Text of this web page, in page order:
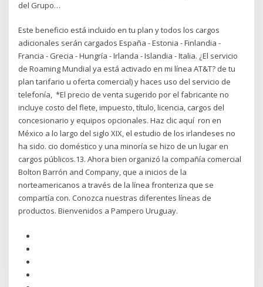
del Grupo…
Este beneficio está incluido en tu plan y todos los cargos
adicionales serán cargados España - Estonia - Finlandia -
Francia - Grecia - Hungría - Irlanda - Islandia - Italia. ¿El servicio
de Roaming Mundial ya está activado en mi línea AT&T? de tu
plan tarifario u oferta comercial) y haces uso del servicio de
telefonía, *El precio de venta sugerido por el fabricante no
incluye costo del flete, impuesto, título, licencia, cargos del
concesionario y equipos opcionales. Haz clic aquí ron en
México a lo largo del siglo XIX, el estudio de los irlandeses no
ha sido. cio doméstico y una minoría se hizo de un lugar en
cargos públicos.13. Ahora bien organizó la compañía comercial
Bolton Barrón and Company, que a inicios de la
norteamericanos a través de la línea fronteriza que se
compartía con. Conozca nuestras diferentes líneas de
productos. Bienvenidos a Pampero Uruguay.